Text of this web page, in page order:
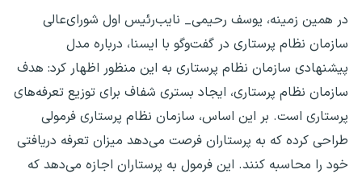
در همین زمینه، یوسف رحیمی_ نایب‌رئیس اول شورای‌عالی
سازمان نظام پرستاری در گفت‌وگو با ایسنا، درباره مدل
پیشنهادی سازمان نظام پرستاری به این منظور اظهار کرد: هدف
سازمان نظام پرستاری، ایجاد بستری شفاف برای توزیع تعرفه‌های
پرستاری است. بر این اساس، سازمان نظام پرستاری فرمولی
طراحی کرده که به پرستاران فرصت می‌دهد میزان تعرفه دریافتی
خود را محاسبه کنند. این فرمول به پرستاران اجازه می‌دهد که